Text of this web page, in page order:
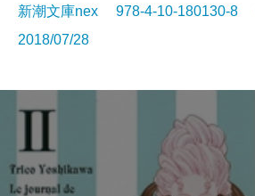
新潮文庫nex 978-4-10-180130-
2018/07/28